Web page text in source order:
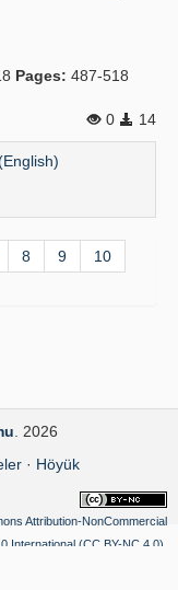
Pages: 487-518
0
14
8 9
10
. 2026
· Höyük
Attribution-NonCommercial
International (CC BY-NC 4.0)